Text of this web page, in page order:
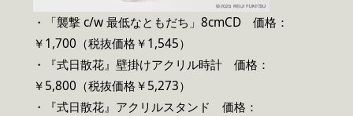
・「襲撃 c/w 最低なともだち」8cmCD 価格：
￥1,700（税抜価格￥1,545）
・『式日散花』壁掛けアクリル時計 価格：
￥5,800（税抜価格￥5,273）
・『式日散花』アクリルスタンド 価格：